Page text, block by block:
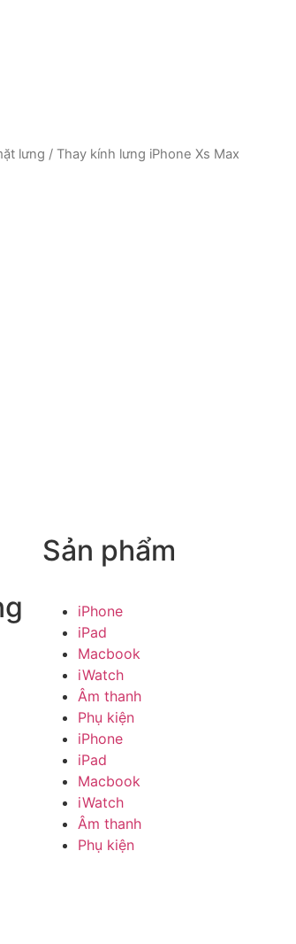
lưng / Thay kính lưng iPhone Xs Max
Sản phẩm
iPhone
iPad
Macbook
iWatch
Âm thanh
Phụ kiện
iPhone
iPad
Macbook
iWatch
Âm thanh
Phụ kiện